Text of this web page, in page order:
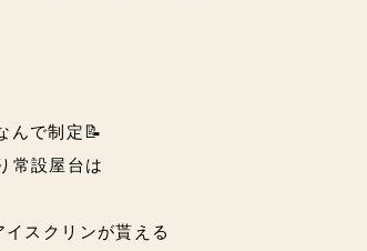
んで制定📝
常設屋台は
スクリンが貰える